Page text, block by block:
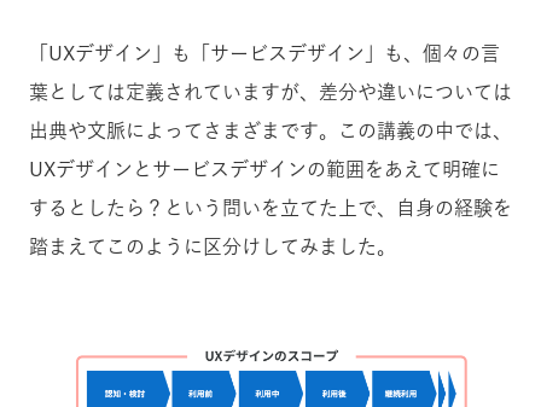
「UXデザイン」も「サービスデザイン」も、個々の言
葉としては定義されていますが、差分や違いについては
出典や文脈によってさまざまです。この講義の中では、
UXデザインとサービスデザインの範囲をあえて明確に
するとしたら？という問いを立てた上で、自身の経験を
踏まえてこのように区分けしてみました。